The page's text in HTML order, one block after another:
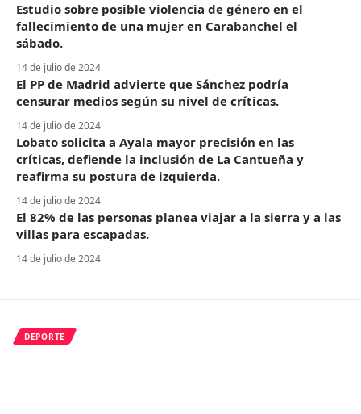
Estudio sobre posible violencia de género en el
fallecimiento de una mujer en Carabanchel el
sábado.
14 de julio de 2024
El PP de Madrid advierte que Sánchez podría
censurar medios según su nivel de críticas.
14 de julio de 2024
Lobato solicita a Ayala mayor precisión en las
críticas, defiende la inclusión de La Cantueña y
reafirma su postura de izquierda.
14 de julio de 2024
El 82% de las personas planea viajar a la sierra y a las
villas para escapadas.
14 de julio de 2024
DEPORTE